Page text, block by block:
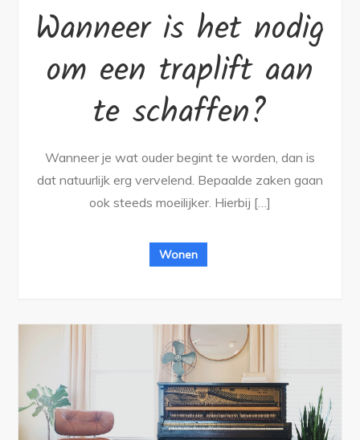
Wanneer is het nodig
om een traplift aan
te schaffen?
Wanneer je wat ouder begint te worden, dan is
dat natuurlijk erg vervelend. Bepaalde zaken gaan
ook steeds moeilijker. Hierbij […]
Wonen